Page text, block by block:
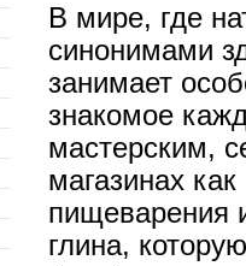
В мире, где
синонимами
занимает
знакомое
мастерским,
магазинах
пищеварения
глина,